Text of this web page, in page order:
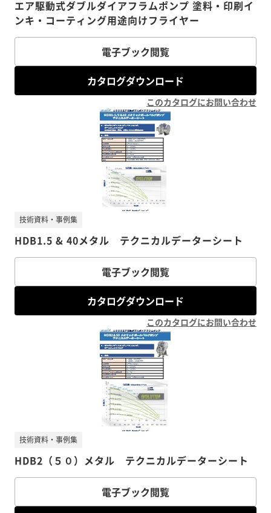
エア駆動式ダブルダイアフラムポンプ 塗料・印刷イ
ンキ・コーティング用途向けフライヤー
電子ブック閲覧
カタログダウンロード
このカタログにお問い合わせ
HDB1.5 & 40メタル テクニカルデーターシート
技術資料・事例集
電子ブック閲覧
カタログダウンロード
このカタログにお問い合わせ
HDB2（５０）メタル テクニカルデーターシート
技術資料・事例集
電子ブック閲覧